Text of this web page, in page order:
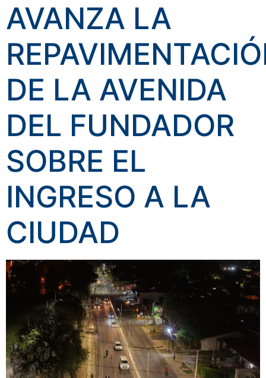
AVANZA LA
DE LA AVENIDA
DEL FUNDADOR
SOBRE EL
INGRESO A LA
CIUDAD